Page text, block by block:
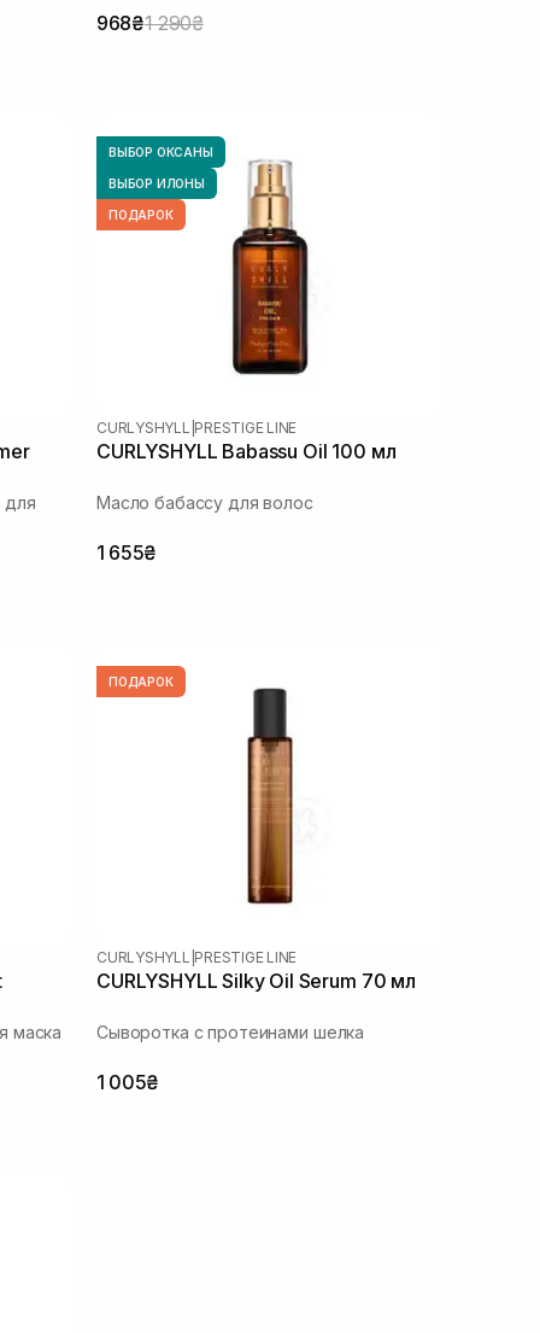
968₴1 290₴
для
ВЫБОР ОКСАНЫ
ВЫБОР ИЛОНЫ
ПОДАРОК
CURLYSHYLL PRESTIGE LINE
CURLYSHYLL Babassu Oil 100 мл
Масло бабассу для волос
1 655₴
маска
ПОДАРОК
CURLYSHYLL PRESTIGE LINE
CURLYSHYLL Silky Oil Serum 70 мл
Сыворотка с протеинами шелка
1 005₴